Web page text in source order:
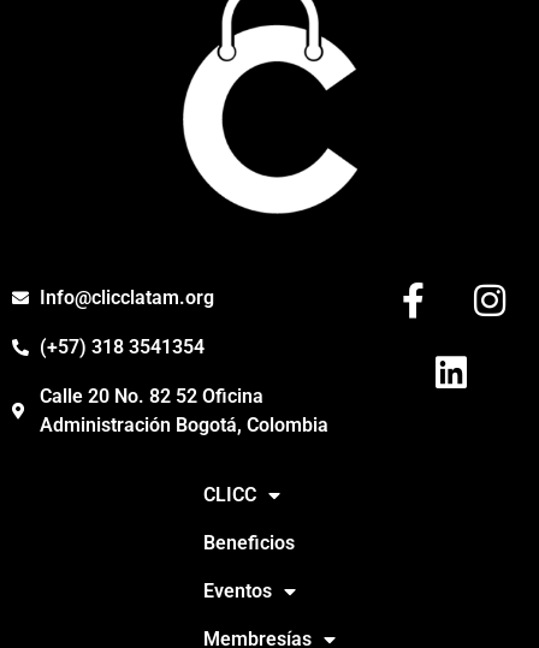
Info@clicclatam.org
(+57) 318 3541354
Calle 20 No. 82 52 Oficina
Administración Bogotá, Colombia
CLICC
Beneficios
Eventos
Membresías